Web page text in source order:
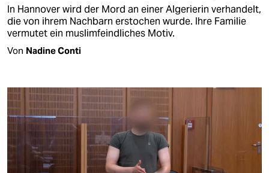
In Hannover wird der Mord an einer Algerierin verhandelt,
die von ihrem Nachbarn erstochen wurde. Ihre Familie
vermutet ein muslimfeindliches Motiv.
Von Nadine Conti